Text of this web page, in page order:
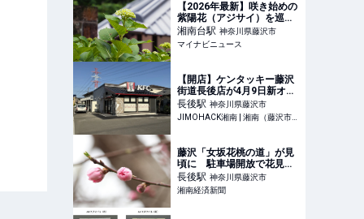
【2026年最新】咲き始めの
紫陽花（アジサイ）を巡
る、初夏の静かな散…
湘南台駅 神奈川県藤沢市
マイナビニュース
【開店】ケンタッキー藤沢
街道長後店が4月9日新オー
プン！ドライブスルーも便
利！
長後駅 神奈川県藤沢市
JIMOHACK湘南 | 湘南（藤沢市・茅ヶ崎市等）のグルメ・イベント・観光情報
藤沢「女坂花桃の道」が見
頃に 駐車場開放で花見客
の姿も
長後駅 神奈川県藤沢市
湘南経済新聞